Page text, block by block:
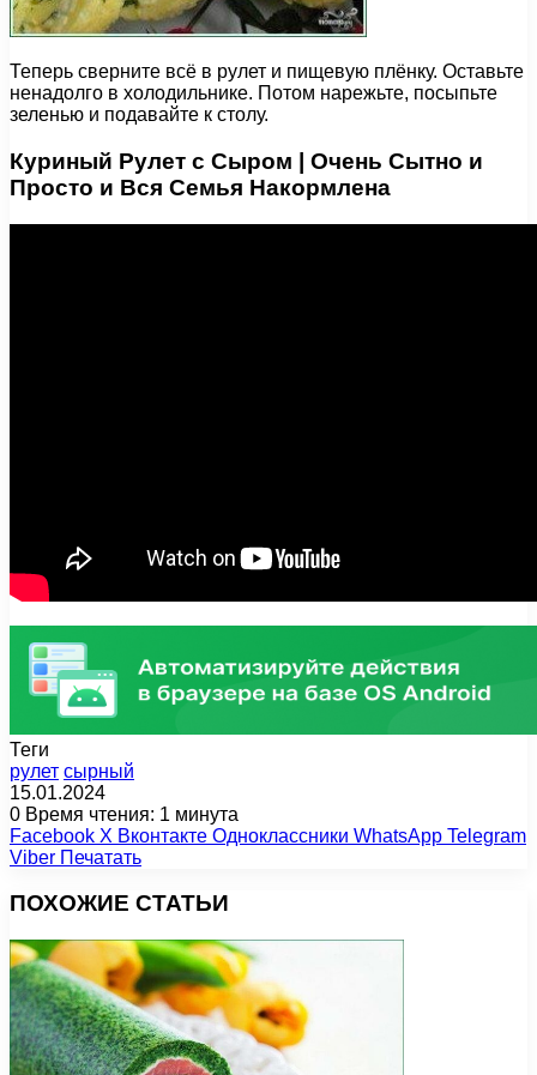
Теперь сверните всё в рулет и пищевую плёнку. Оставьте
ненадолго в холодильнике. Потом нарежьте, посыпьте
зеленью и подавайте к столу.
Куриный Рулет с Сыром | Очень Сытно и
Просто и Вся Семья Накормлена
Теги
рулет сырный
15.01.2024
0 Время чтения: 1 минута
Facebook X Вконтакте Одноклассники WhatsApp Telegram
Viber Печатать
ПОХОЖИЕ СТАТЬИ